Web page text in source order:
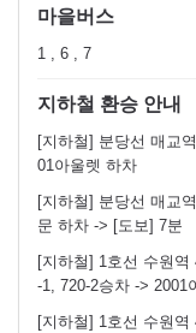
마을버스
1 , 6 , 7
지하철 환승 안내
[지하철] 분당선 매교
01아울렛 하차
[지하철] 분당선 매교
문 하차 -> [도보] 7분
[지하철] 1호선 수원
-1, 720-2승차 -> 2001
[지하철] 1호선 수원